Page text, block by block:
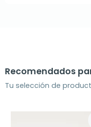
Recomendados
Tu selección de